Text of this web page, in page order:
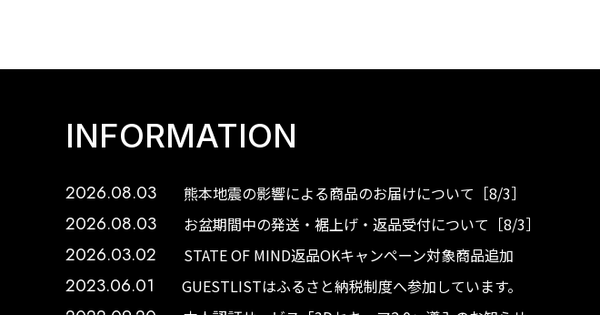
INFORMATION
2026.08.03 熊本地震の影響による商品のお届けについて［8/3］
2026.08.03 お盆期間中の発送・裾上げ・返品受付について［8/3］
2026.03.02 STATE OF MIND返品OKキャンペーン対象商品追加
2023.06.01 GUESTLISTはふるさと納税制度へ参加しています。